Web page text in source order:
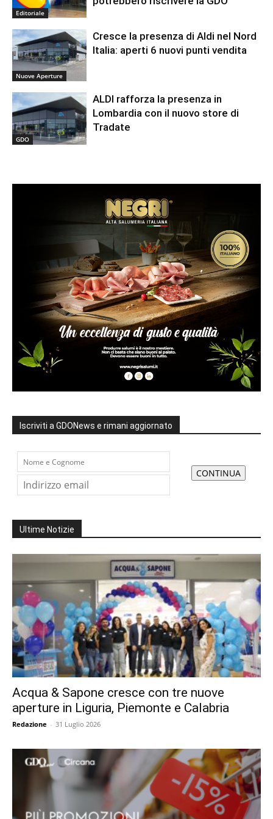
Editoriale
Nuove Aperture
Cresce la presenza di Aldi nel Nord
Italia: aperti 6 nuovi punti vendita
GDO
ALDI rafforza la presenza in
Lombardia con il nuovo store di
Tradate
Iscriviti a GDONews e rimani aggiornato
Ultime Notizie
Acqua & Sapone cresce con tre nuove
aperture in Liguria, Piemonte e Calabria
Redazione - 31 Luglio 2026